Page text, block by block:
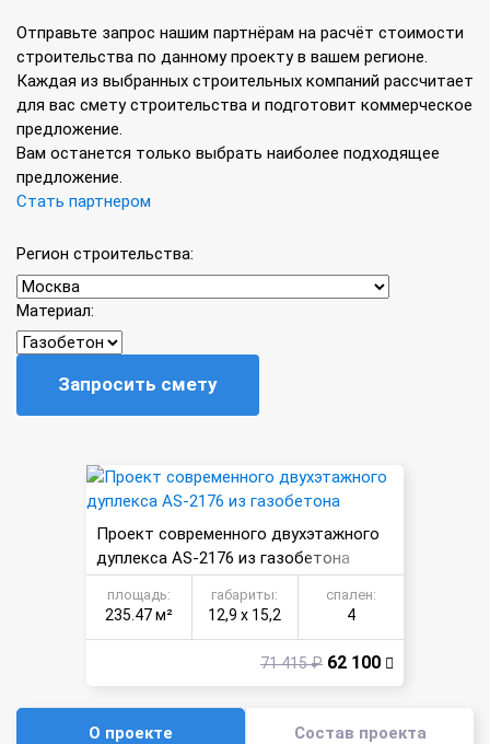
Отправьте запрос нашим партнёрам на расчёт стоимости
строительства по данному проекту в вашем регионе.
Каждая из выбранных строительных компаний рассчитает
для вас смету строительства и подготовит коммерческое
предложение.
Вам останется только выбрать наиболее подходящее
предложение.
Стать партнером
Регион строительства:
Материал:
Запросить смету
Проект современного двухэтажного
дуплекса AS-2176 из газобетона
площадь:
235.47 м²
габариты:
12,9 х 15,2
спален:
4
71 415 ₽ 62 100
О проекте Состав проекта